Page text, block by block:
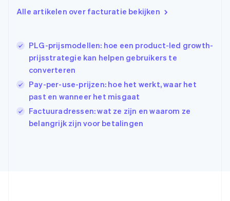
Alle artikelen over facturatie bekijken
PLG-prijsmodellen: hoe een product-led growth-
prijsstrategie kan helpen gebruikers te
converteren
Pay-per-use-prijzen: hoe het werkt, waar het
past en wanneer het misgaat
Factuuradressen: wat ze zijn en waarom ze
belangrijk zijn voor betalingen
English
Ierland
English
India
English
Italië
ItalianoEnglish
日本語English
Kroatië